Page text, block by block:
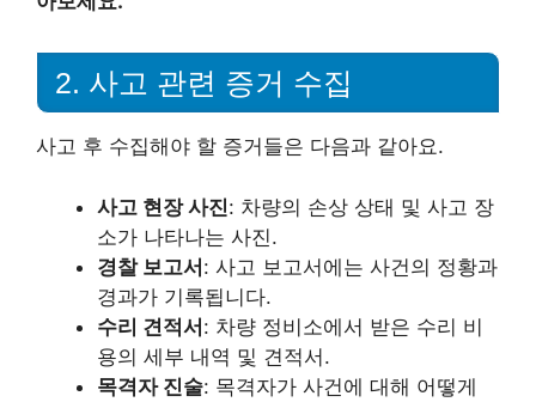
2. 사고 관련 증거 수집
사고 후 수집해야 할 증거들은 다음과 같아요.
사고 현장 사진: 차량의 손상 상태 및 사고 장
소가 나타나는 사진.
경찰 보고서: 사고 보고서에는 사건의 정황과
경과가 기록됩니다.
수리 견적서: 차량 정비소에서 받은 수리 비
용의 세부 내역 및 견적서.
목격자 진술: 목격자가 사건에 대해 어떻게